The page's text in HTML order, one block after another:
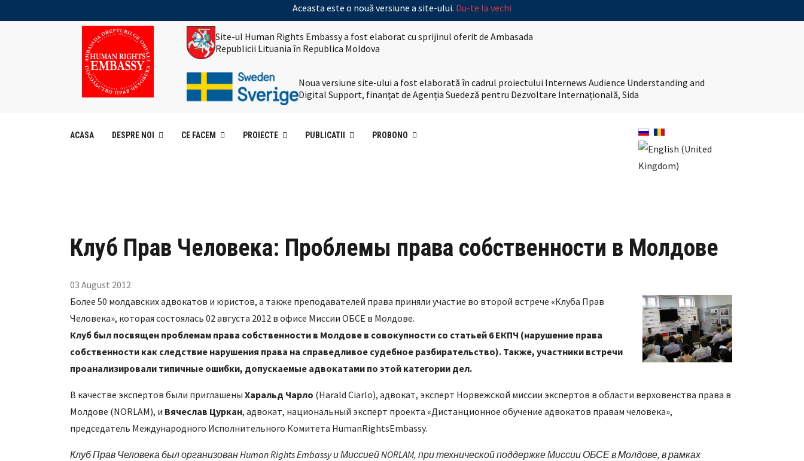
Aceasta este o nouă versiune a site-ului. Du-te la vechi
Site-ul Human Rights Embassy a fost elaborat cu sprijinul oferit de Ambasada
Republicii Lituania în Republica Moldova
Noua versiune site-ului a fost elaborată în cadrul proiectului Internews Audience Understanding and
Digital Support, finanţat de Agenția Suedeză pentru Dezvoltare Internațională, Sida
ACASA DESPRE NOI CE FACEM PROIECTE PUBLICATII PROBONO
Клуб Прав Человека: Проблемы права собственности в Молдове
03 August 2012
Более 50 молдавских адвокатов и юристов, а также преподавателей права приняли участие во второй встрече «Клуба Прав
Человека», которая состоялась 02 августа 2012 в офисе Миссии ОБСЕ в Молдове.
Клуб был посвящен проблемам права собственности в Молдове в совокупности со статьей 6 ЕКПЧ (нарушение права
собственности как следствие нарушения права на справедливое судебное разбирательство). Также, участники встречи
проанализировали типичные ошибки, допускаемые адвокатами по этой категории дел.
В качестве экспертов были приглашены Харальд Чарло (Harald Ciarlo), адвокат, эксперт Норвежской миссии экспертов в области верховенства права в
Молдове (NORLAM), и Вячеслав Цуркан, адвокат, национальный эксперт проекта «Дистанционное обучение адвокатов правам человека»,
председатель Международного Исполнительного Комитета HumanRightsEmbassy.
Клуб Прав Человека был организован Human Rights Embassy и Миссией NORLAM, при технической поддержке Миссии ОБСЕ в Молдове, в рамках